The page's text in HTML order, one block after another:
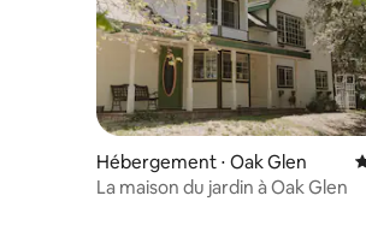
Hébergement ⋅ Oak Glen
La maison du jardin à Oak Glen